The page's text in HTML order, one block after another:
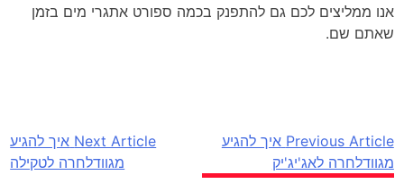
אנו ממליצים לכם גם להתפנק בכמה ספורט אתגרי מים בזמן
שאתם שם.
ניווט
Previous Article איך להגיע
מגוודלחרה לאג'יג'יק
Next Article איך להגיע
מגוודלחרה לטקילה